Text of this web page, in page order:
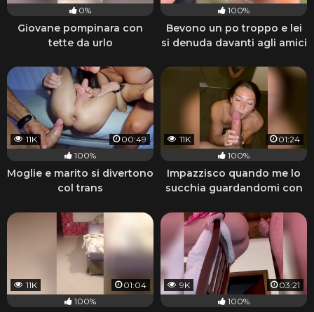
0%
Giovane pompinara con
tette da urlo
100%
Bevono un po troppo e lei
si denuda davanti agli amici
11K
00:49
100%
Moglie e marito si divertono
col trans
11K
01:24
100%
Impazzisco quando me lo
succhia guardandomi con
11K
01:04
100%
9K
03:21
100%